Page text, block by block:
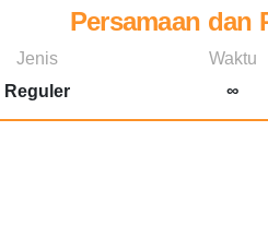
Persamaan dan
Jenis
Reguler
Waktu
∞